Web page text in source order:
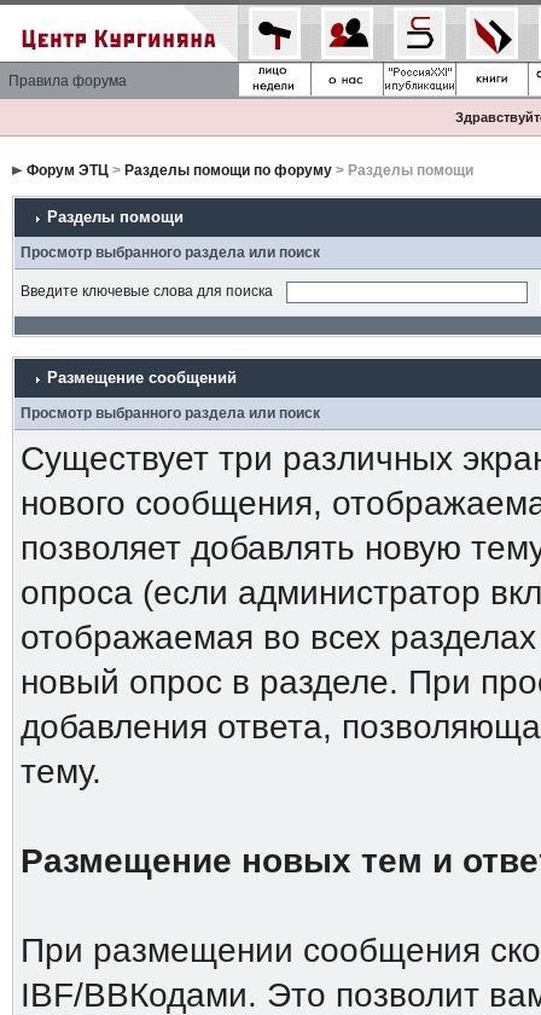
Правила форума
Форум ЭТЦ> Разделы помощи по форуму> Разделы помощи
Разделы помощи
Просмотр выбранного раздела или поиск
Введите ключевые слова для поиска
Размещение сообщений
Просмотр выбранного раздела или поиск
Существует три различных
нового сообщения,
позволяет добавлять новую
опроса (если администратор
отображаемая во всех
новый опрос в разделе. При
добавления ответа,
тему.
Размещение новых тем и
При размещении сообщения
IBF/BBКодами. Это позволит